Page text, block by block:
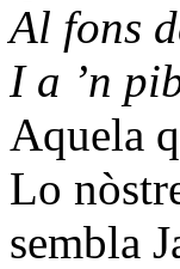
Al fons
I a ’n
Aquela
Lo
sembla